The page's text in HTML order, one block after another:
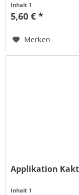
Inhalt 1
5,60 € *
Merken
Applikation
Inhalt 1